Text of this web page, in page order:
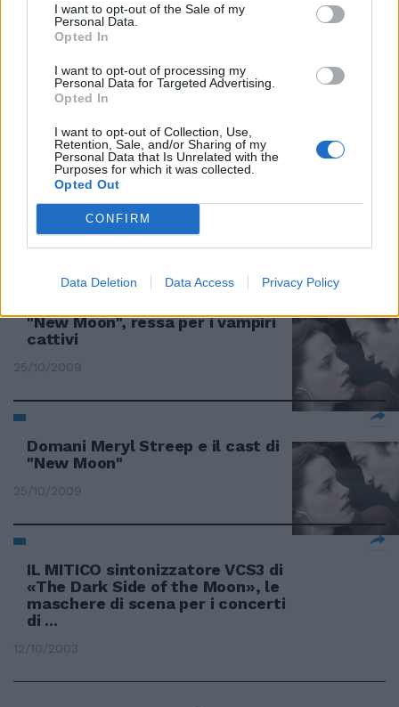
I want to opt-out of the Sale of my
Personal Data.
Opted In
I want to opt-out of processing my
Personal Data for Targeted Advertising.
Opted In
I want to opt-out of Collection, Use,
Retention, Sale, and/or Sharing of my
Personal Data that Is Unrelated with the
Purposes for which it was collected.
Opted Out
CONFIRM
Data Deletion Data Access Privacy Policy
Twilight, la saga continua Al
cinema sbarca New Moon
Montepulciano in «New Moon»
"New Moon", ressa per i vampiri
cattivi
25/10/2009
Domani Meryl Streep e il cast di
"New Moon"
25/10/2009
IL MITICO sintonizzatore VCS3 di
«The Dark Side of the Moon», le
maschere di scena per i concerti
di ...
12/10/2003